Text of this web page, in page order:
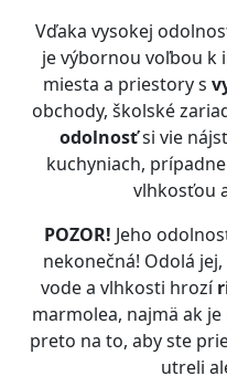
Vďaka vysokej
je výbornou voľbou k
miesta a priestory s
obchody, školské
odolnosťsi vie
kuchyniach,
vlhkosťou
POZOR! Jeho
nekonečná! Odolá
vode a vlhkosti hrozí
marmolea, najmä ak
preto na to, aby ste
utreli